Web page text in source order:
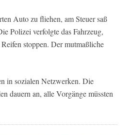
Auto zu fliehen, am Steuer saß
Polizei verfolgte das Fahrzeug,
stoppen. Der mutmaßliche
in sozialen Netzwerken. Die
dauern an, alle Vorgänge müssten